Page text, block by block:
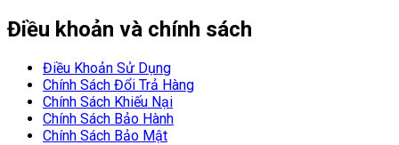
Điều khoản và chính sách
Điều Khoản Sử Dụng
Chính Sách Đổi Trả Hàng
Chính Sách Khiếu Nại
Chính Sách Bảo Hành
Chính Sách Bảo Mật